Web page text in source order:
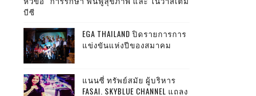
บีซี
EGA THAILAND ปิดรายการการ
แข่งขันแห่งปีของสมาคม
แนนซี่ ทรัพย์สมัย ผู้บริหาร
FASAI. SKYBLUE CHANNEL แถลง